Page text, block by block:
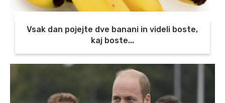
Vsak dan pojejte dve banani in videli boste,
kaj boste...